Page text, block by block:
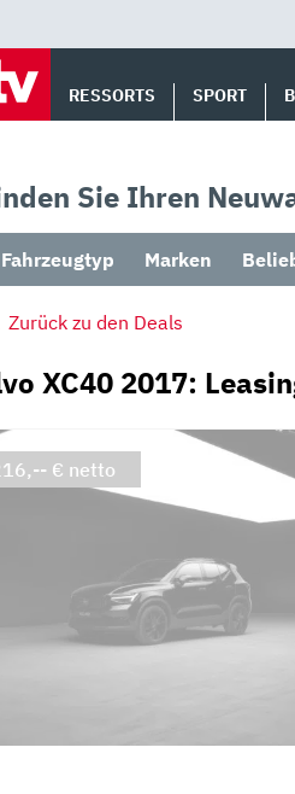
RESSORTS SPORT
Sie Ihren
Fahrzeugtyp Marken
Zurück zu den Deals
XC40 2017:
€ netto